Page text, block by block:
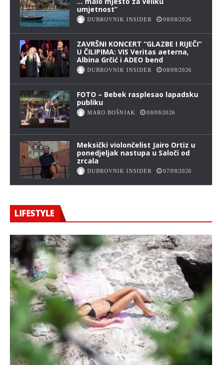
umjetnost”
DUBROVNIK INSIDER 08/08/2026
ZAVRŠNI KONCERT “GLAZBE I RIJEČI”
U ČILIPIMA: VIS Veritas aeterna,
Albina Grčić i ADEO bend
DUBROVNIK INSIDER 08/08/2026
FOTO – Bebek rasplesao lapadsku
publiku
MARO BOŠNJAK 08/08/2026
Meksički violončelist Jairo Ortiz u
ponedjeljak nastupa u Saloči od
zrcala
DUBROVNIK INSIDER 07/08/2026
LIFESTYLE